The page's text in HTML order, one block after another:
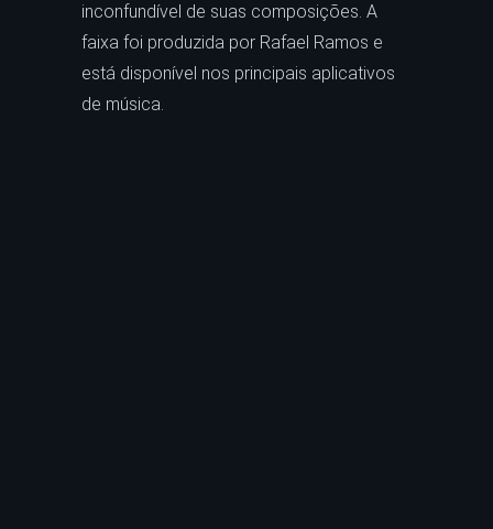
inconfundível de suas composições. A
faixa foi produzida por Rafael Ramos e
está disponível nos principais aplicativos
de música.